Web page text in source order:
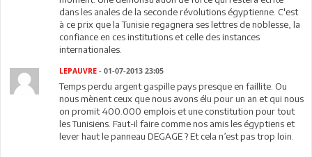
dans les anales de la seconde révolutions égyptienne. C'est
à ce prix que la Tunisie regagnera ses lettres de noblesse, la
confiance en ces institutions et celle des instances
internationales.
LEPAUVRE - 01-07-2013 23:05
Temps perdu argent gaspille pays presque en faillite. Ou
nous mènent ceux que nous avons élu pour un an et qui nous
on promit 400.000 emplois et une constitution pour tout
les Tunisiens. Faut-il faire comme nos amis les égyptiens et
lever haut le panneau DEGAGE ? Et cela n’est pas trop loin.